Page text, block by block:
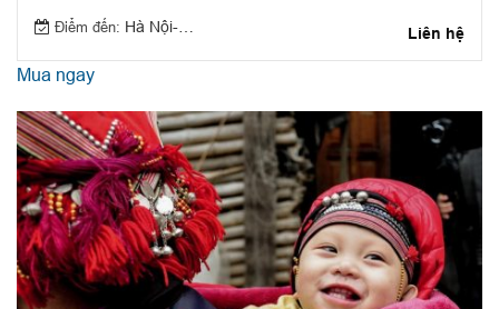
Điểm đến: Hà Nội-Sapa Liên hệ
Mua ngay